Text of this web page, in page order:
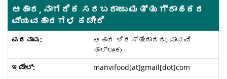
ಆಹಾರ, ನಾಗರಿಕ ಸರಬರಾಜು ಮತ್ತು ಗ್ರಾಹಕರ
ವ್ಯವಹಾರಗಳ ಕಚೇರಿ
ಆಹಾರ ಶಿರಸ್ತೇದಾರರು, ಮಾನವಿ
ತಾಲ್ಲೂಕು
manvifood[at]gmail[dot]com